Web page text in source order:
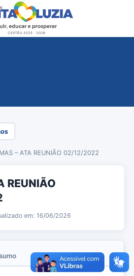
– ATA REUNIÃO 02/12/2022
REUNIÃO
em: 16/06/2026
Anexos